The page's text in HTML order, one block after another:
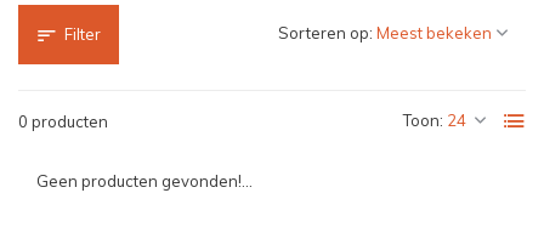
Filter
0 producten Toon:
Sorteren op:
Geen producten gevonden!...